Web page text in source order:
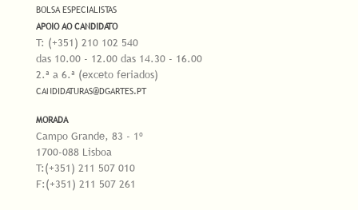
BOLSA ESPECIALISTAS
APOIO AO CANDIDATO
T: (+351) 210 102 540
das 10.00 - 12.00 das 14.30 - 16.00
2.ª a 6.ª (exceto feriados)
CANDIDATURAS@DGARTES.PT
MORADA
Campo Grande, 83 - 1º
1700-088 Lisboa
T:(+351) 211 507 010
F:(+351) 211 507 261